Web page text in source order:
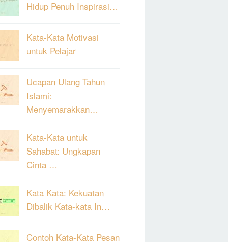
Hidup Penuh Inspirasi…
Kata-Kata Motivasi
untuk Pelajar
Ucapan Ulang Tahun
Islami:
Menyemarakkan…
Kata-Kata untuk
Sahabat: Ungkapan
Cinta …
Kata Kata: Kekuatan
Dibalik Kata-kata In…
Contoh Kata-Kata Pesan